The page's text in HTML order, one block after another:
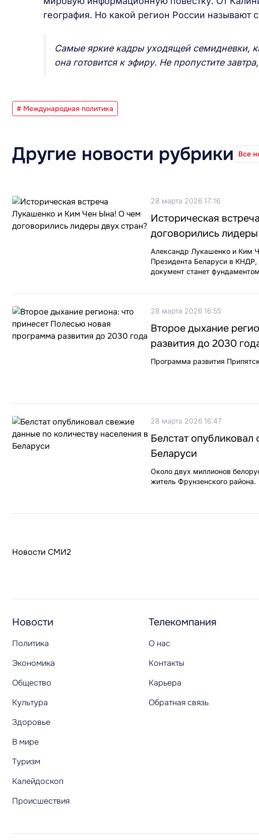
география. Но какой регион России называют
Самые яркие кадры уходящей семидневки,
она готовится к эфиру. Не пропустите
# Международная политика
Другие новости рубрики Все
28 марта 2026 17:16
Историческая
договорились лидеры
Александр Лукашенко и Ким
Президента Беларуси в КНДР,
документ станет
28 марта 2026 16:55
Второе дыхание
развития до 2030
Программа развития
28 марта 2026 16:47
Белстат
Беларуси
Около двух миллионов
житель Фрунзенского района.
Новости СМИ2
Новости
Политика
Экономика
Общество
Культура
Здоровье
В мире
Туризм
Калейдоскоп
Происшествия
Телекомпания
О нас
Контакты
Карьера
Обратная связь